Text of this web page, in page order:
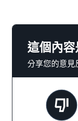
這個內容
分享您的意見